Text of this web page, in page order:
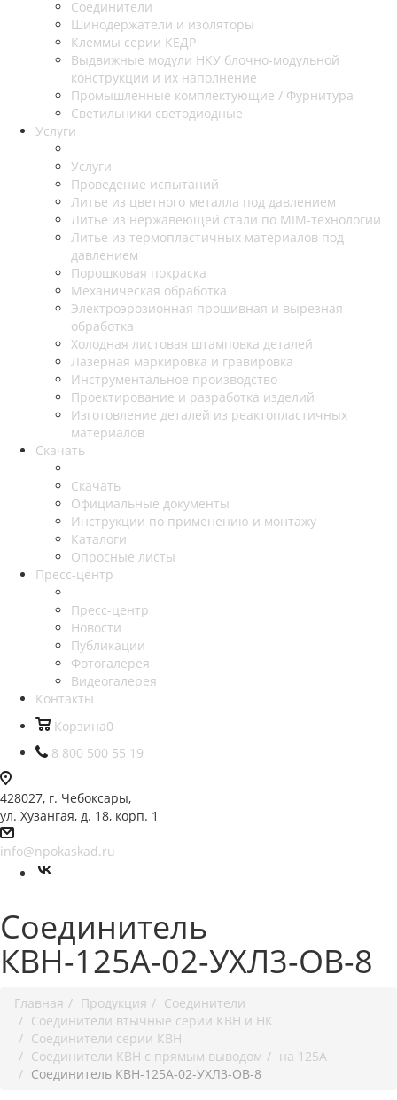
Соединители
Шинодержатели и изоляторы
Клеммы серии КЕДР
Выдвижные модули НКУ блочно-модульной
конструкции и их наполнение
Промышленные комплектующие / Фурнитура
Светильники светодиодные
Услуги
Услуги
Проведение испытаний
Литье из цветного металла под давлением
Литье из нержавеющей стали по MIM-технологии
Литье из термопластичных материалов под
давлением
Порошковая покраска
Механическая обработка
Электроэрозионная прошивная и вырезная
обработка
Холодная листовая штамповка деталей
Лазерная маркировка и гравировка
Инструментальное производство
Проектирование и разработка изделий
Изготовление деталей из реактопластичных
материалов
Скачать
Скачать
Официальные документы
Инструкции по применению и монтажу
Каталоги
Опросные листы
Пресс-центр
Пресс-центр
Новости
Публикации
Фотогалерея
Видеогалерея
Контакты
Корзина0
8 800 500 55 19
428027, г. Чебоксары,
ул. Хузангая, д. 18, корп. 1
info@npokaskad.ru
Соединитель
КВН-125А-02-УХЛ3-ОВ-8
Главная Продукция
Соединители
Соединители втычные серии КВН и НК
Соединители серии КВН
Соединители КВН с прямым выводом
на 125А
Соединитель КВН-125А-02-УХЛ3-ОВ-8